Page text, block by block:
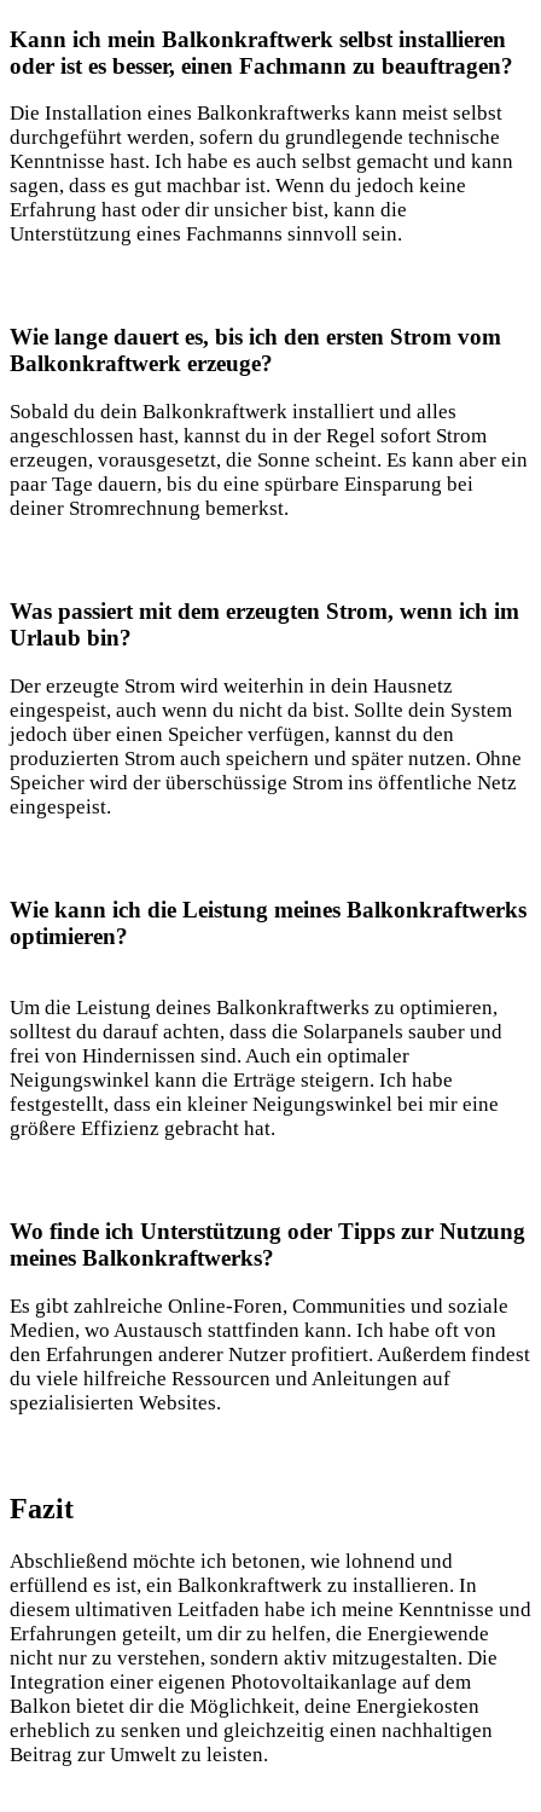
Kann ich mein Balkonkraftwerk selbst⁤ installieren⁢
oder​ ist es besser, ‌einen Fachmann zu beauftragen?
Die Installation eines Balkonkraftwerks kann meist selbst
⁤durchgeführt ⁣werden, sofern du⁤ grundlegende ‌technische
Kenntnisse hast. ⁢Ich habe es auch selbst gemacht und kann
sagen, dass es gut machbar ist. Wenn⁢ du jedoch keine
Erfahrung ‌hast​ oder dir unsicher bist, kann⁢ die
Unterstützung ⁢eines Fachmanns sinnvoll sein.
Wie‍ lange dauert‍ es, bis ich ⁢den ersten Strom vom
⁣Balkonkraftwerk‌ erzeuge?
Sobald du dein Balkonkraftwerk installiert und alles
angeschlossen⁣ hast, kannst du in der Regel sofort Strom
erzeugen, vorausgesetzt, die Sonne scheint. Es kann aber ‌ein⁢
paar Tage dauern, bis du eine‌ spürbare ⁤Einsparung bei‍
deiner Stromrechnung bemerkst.
Was passiert mit dem erzeugten Strom,​ wenn ich im
Urlaub‌ bin?
Der erzeugte⁢ Strom ⁣wird ​weiterhin in dein ⁤Hausnetz
eingespeist, auch wenn‌ du nicht da bist.‌ Sollte‌ dein System
jedoch über einen Speicher verfügen, kannst du ‍den⁢
produzierten Strom auch speichern und später ⁢nutzen. Ohne
Speicher wird der überschüssige Strom ins öffentliche Netz
eingespeist.
Wie kann ich die Leistung​ meines Balkonkraftwerks
optimieren?
Um ⁤die‍ Leistung deines Balkonkraftwerks zu ‍optimieren,
solltest du darauf achten, dass​ die Solarpanels​ sauber und
frei von Hindernissen sind.⁢ Auch ⁢ein optimaler
Neigungswinkel‍ kann die⁢ Erträge steigern. Ich habe
festgestellt, dass ein kleiner Neigungswinkel bei‍ mir eine
größere Effizienz gebracht hat.
Wo ⁢finde ich Unterstützung oder Tipps zur⁤ Nutzung
meines Balkonkraftwerks?
Es gibt zahlreiche ⁤Online-Foren, Communities​ und ‌soziale
⁤Medien, wo⁤ Austausch stattfinden‍ kann. ⁢Ich‌ habe oft von
den⁣ Erfahrungen anderer Nutzer profitiert. Außerdem findest
‌du viele‌ hilfreiche‍ Ressourcen und Anleitungen⁣ auf
spezialisierten⁤ Websites.
Fazit
Abschließend ‌möchte ich betonen, wie⁣ lohnend und
erfüllend‍ es ‌ist, ein Balkonkraftwerk zu installieren. In
diesem ultimativen Leitfaden ‌habe⁤ ich meine ⁣Kenntnisse und
Erfahrungen geteilt, um dir zu helfen, die Energiewende​
nicht nur⁢ zu ⁢verstehen, sondern aktiv mitzugestalten.‌ Die
Integration⁤ einer ⁤eigenen Photovoltaikanlage auf ​dem
Balkon bietet dir⁣ die‌ Möglichkeit,⁣ deine⁢ Energiekosten
erheblich zu senken und⁤ gleichzeitig einen⁢ nachhaltigen
Beitrag‍ zur ⁤Umwelt zu leisten.‌